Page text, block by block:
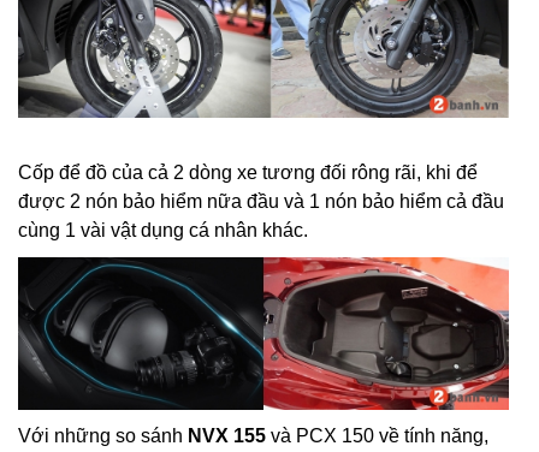
Cốp để đồ của cả 2 dòng xe tương đối rông rãi, khi để
được 2 nón bảo hiểm nữa đầu và 1 nón bảo hiểm cả đầu
cùng 1 vài vật dụng cá nhân khác.
Với những so sánh NVX 155 và PCX 150 về tính năng,